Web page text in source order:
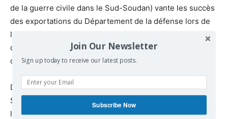
de la guerre civile dans le Sud-Soudan) vante les succès
des exportations du Département de la défense lors de
l’exposition sur la cyber-sécurité, visitée par 70
délégations provenant de plusieurs régions du monde, y
compris le Sud-Soudan.
Des témoignages signalent que les militaires du Sud-
Soudan utilisent les fusils Galil ACE. Dix-huit mois avant
le déclenchement de la guerre civile, un journal
Join Our Newsletter
Sign up today to receive our latest posts.
Subscribe Now